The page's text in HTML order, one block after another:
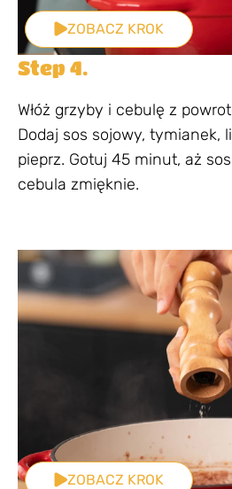
ZOBACZ KROK
Step 4.
Włóż grzyby i cebulę z
Dodaj sos sojowy, tymianek,
pieprz. Gotuj 45 minut, aż
cebula zmięknie.
ZOBACZ KROK